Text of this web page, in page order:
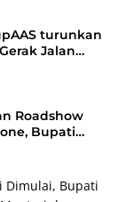
turunkan
Jalan
Roadshow
Bupati